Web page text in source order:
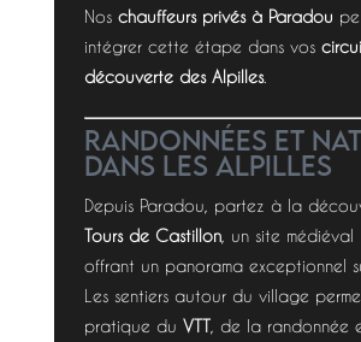
Nos chauffeurs privés à Paradou
intégrer cette étape dans vos
découverte des Alpilles.
Randonnées et
dans les Alpilles
Depuis Paradou, partez à la
Tours de Castillon, un site médiéval
offrant un panorama exceptionnel
Les sentiers autour du village
pratique du VTT, de la randonnée